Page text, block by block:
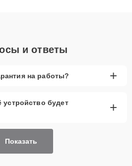
и ответы
на работы? +
устройство будет
+
Показать